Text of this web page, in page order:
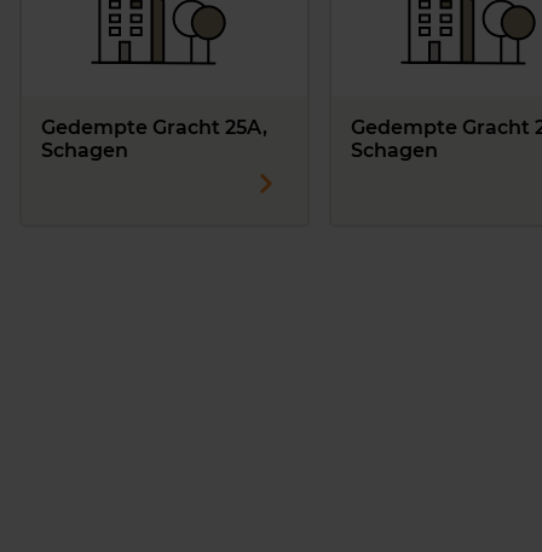
Gedempte Gracht 25A,
Schagen
Gedempte Gracht
Schagen